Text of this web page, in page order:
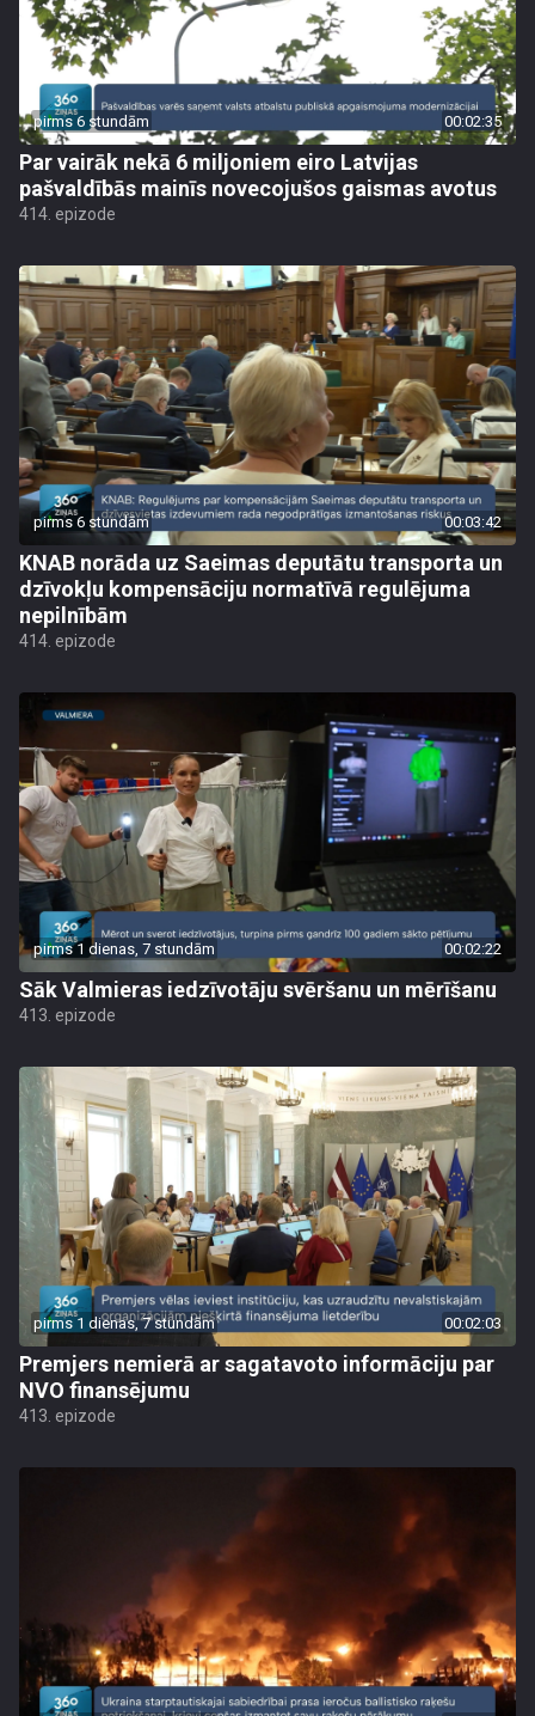
pirms 6 stundām 00:02:35
Par vairāk nekā 6 miljoniem eiro Latvijas
pašvaldībās mainīs novecojušos gaismas avotus
414. epizode
pirms 6 stundām 00:03:42
KNAB norāda uz Saeimas deputātu transporta un
dzīvokļu kompensāciju normatīvā regulējuma
nepilnībām
414. epizode
pirms 1 dienas, 7 stundām 00:02:22
Sāk Valmieras iedzīvotāju svēršanu un mērīšanu
413. epizode
pirms 1 dienas, 7 stundām 00:02:03
Premjers nemierā ar sagatavoto informāciju par
NVO finansējumu
413. epizode